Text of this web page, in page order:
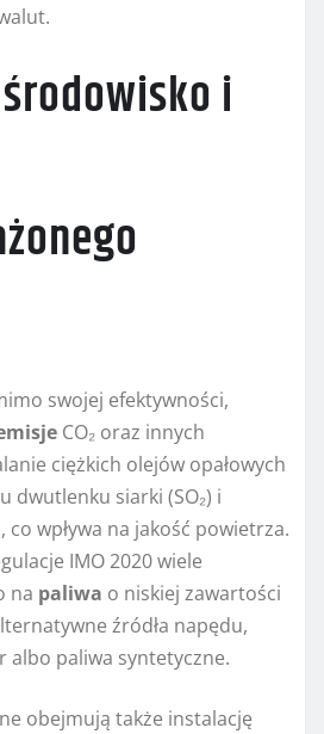
i
swojej efektywności,
CO₂ oraz innych
ciężkich olejów opałowych
dwutlenku siarki (SO₂) i
co wpływa na jakość powietrza.
IMO 2020 wiele
na paliwa o niskiej zawartości
źródła napędu,
albo paliwa syntetyczne.
obejmują także instalację